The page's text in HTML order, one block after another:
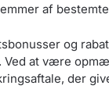
af
og
at være
der